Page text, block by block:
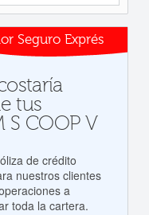
Seguro Exprés
tus
S COOP V
de crédito
nuestros clientes
a
toda la cartera.